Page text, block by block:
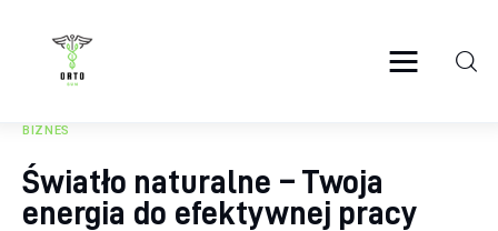
Żywienie
BIZNES
Światło naturalne – Twoja
energia do efektywnej pracy